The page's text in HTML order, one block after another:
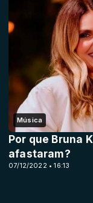
Música
07/12/2022 • 16:13
Por que Bruna
afastaram?